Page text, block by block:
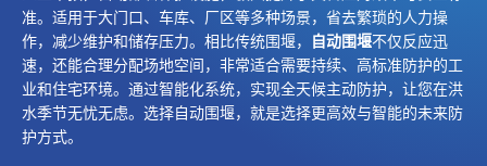
准。适用于大门口、车库、厂区等多种场景，省去繁琐的人力操
作，减少维护和储存压力。相比传统围堰，
自动围堰不仅反应迅
速，还能合理分配场地空间，非常适合需要持续、高标准防护的工
业和住宅环境。通过智能化系统，实现全天候主动防护，让您在洪
水季节无忧无虑。选择自动围堰，就是选择更高效与智能的未来防
护方式。